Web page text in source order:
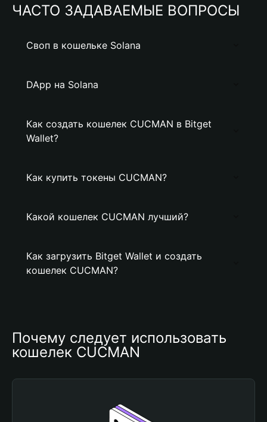
ЧАСТО ЗАДАВАЕМЫЕ ВОПРОСЫ
Своп в кошельке Solana
DApp на Solana
Как создать кошелек CUCMAN в Bitget
Wallet?
Как купить токены CUCMAN?
Какой кошелек CUCMAN лучший?
Как загрузить Bitget Wallet и создать
кошелек CUCMAN?
Почему следует использовать
кошелек CUCMAN